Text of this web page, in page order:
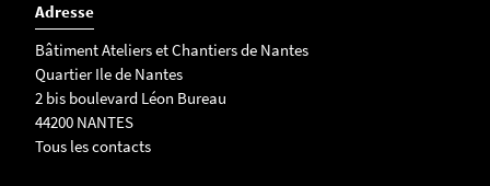
Adresse
Bâtiment Ateliers et Chantiers de Nantes
Quartier Ile de Nantes
2 bis boulevard Léon Bureau
44200 NANTES
Tous les contacts